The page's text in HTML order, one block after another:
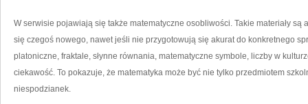
W serwisie pojawiają się także matematyczne osobliwości. Takie materiały
się czegoś nowego, nawet jeśli nie przygotowują się akurat do konkretnego
platoniczne, fraktale, słynne równania, matematyczne symbole, liczby w
ciekawość. To pokazuje, że matematyka może być nie tylko przedmiotem
niespodzianek.